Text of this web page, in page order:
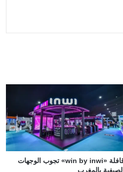
قافلة «win by inwi» تجوب الوجهات
الصيفية بالمغرب